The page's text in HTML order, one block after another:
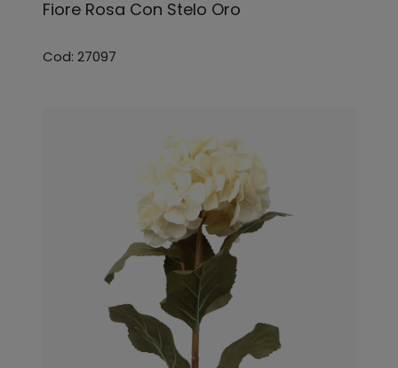
Fiore Rosa Con Stelo Oro
Cod: 27097